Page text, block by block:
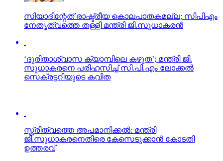
സിയാദിന്റേത് രാഷ്ട്രീയ കൊലപാതകമല്ല; സിപിഎം
നേതൃത്വത്തെ തള്ളി മന്ത്രി ജി.സുധാകരന്‍
‘ദുരിതാശ്വാസ ക്യാമ്പിലെ കഴുത’; മന്ത്രി ജി.
സുധാകരനെ പരിഹസിച്ച് സി.പി.എം ലോക്കല്‍
സെക്രട്ടറിയുടെ കവിത
ജി.സുധാകരനെതിരെ കേസെടുക്കാന്‍ കോടതി
ഉത്തരവ്